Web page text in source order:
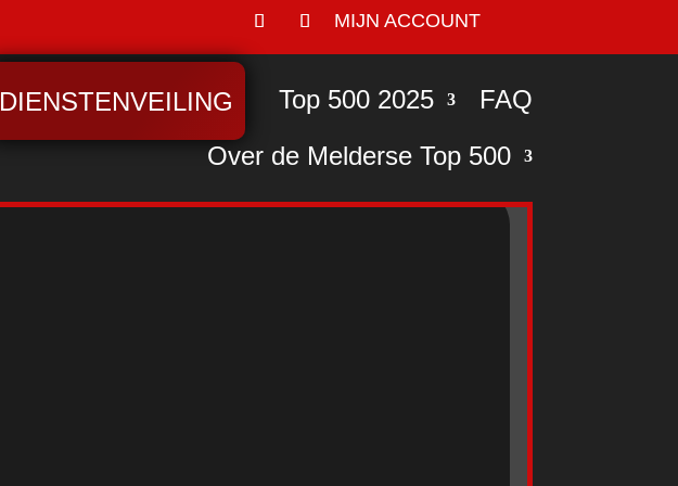
MIJN ACCOUNT
DIENSTENVEILING Top 500 2025
FAQ
Over de Melderse Top 500